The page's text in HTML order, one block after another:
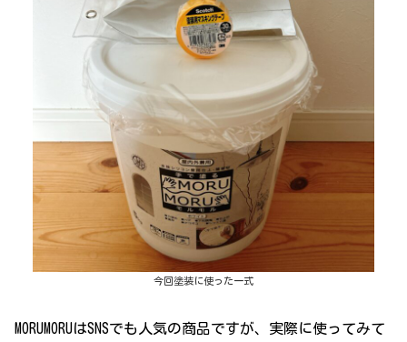
今回塗装に使った一式
MORUMORUはSNSでも人気の商品ですが、実際に使ってみて